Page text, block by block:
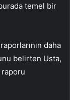
temel bir
daha
belirten Usta,
raporu